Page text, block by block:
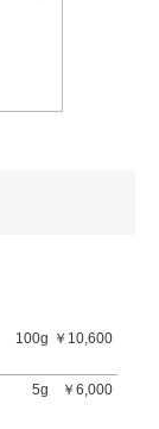
100g ￥10,600
5g ￥6,000